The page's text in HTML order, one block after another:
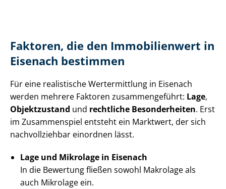
Faktoren, die den Immobilienwert in
Eisenach bestimmen
Für eine realistische Wertermittlung in Eisenach
werden mehrere Faktoren zusammengeführt: Lage,
Objektzustand und rechtliche Besonderheiten. Erst
im Zusammenspiel entsteht ein Marktwert, der sich
nachvollziehbar einordnen lässt.
Lage und Mikrolage in Eisenach
In die Bewertung fließen sowohl Makrolage als
auch Mikrolage ein.